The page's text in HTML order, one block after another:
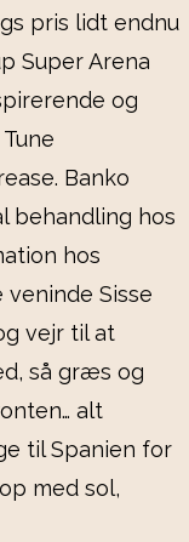
pris lidt endnu
Super Arena
og
Banko
behandling hos
hos
Sisse
vejr til at
så græs og
alt
til Spanien for
med sol,